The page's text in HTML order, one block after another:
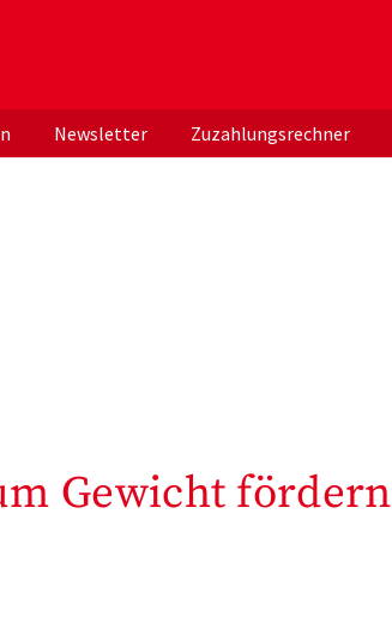
Newsletter Zuzahlungsrechner
Gewicht fördern